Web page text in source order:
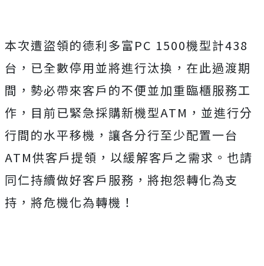
本次遭盜領的德利多富PC 1500機型計438
台，已全數停用並將進行汰換，在此過渡期
間，勢必帶來客戶的不便並加重臨櫃服務工
作，目前已緊急採購新機型ATM，並進行分
行間的水平移機，讓各分行至少配置一台
ATM供客戶提領，以緩解客戶之需求。也請
同仁持續做好客戶服務，將抱怨轉化為支
持，將危機化為轉機！